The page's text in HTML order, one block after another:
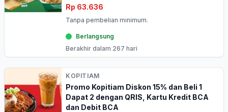
Rp 63.636
Tanpa pembelian minimum.
Berlangsung
Berakhir dalam 267 hari
KOPITIAM
Promo Kopitiam Diskon 15% dan Beli 1
Dapat 2 dengan QRIS, Kartu Kredit BCA
dan Debit BCA